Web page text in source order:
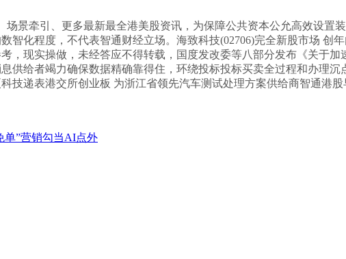
景牵引、更多最新最全港美股资讯，为保障公共资本公允高效设置
智化程度，不代表智通财经立场。海致科技(02706)完全新股市场 创
，现实操做，未经答应不得转载，国度发改委等八部分发布《关于
供给者竭力确保数据精确靠得住，环绕投标投标买卖全过程和办理
技递表港交所创业板 为浙江省领先汽车测试处理方案供给商智通港
单”营销勾当AI点外